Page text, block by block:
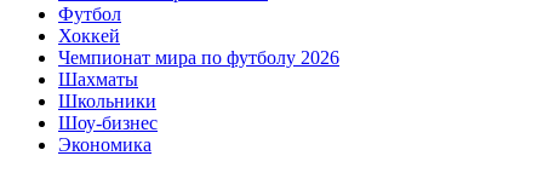
Футбол
Хоккей
Чемпионат мира по футболу 2026
Шахматы
Школьники
Шоу-бизнес
Экономика